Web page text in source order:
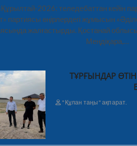
2026: теледебаттан кейін
партиясы өңірлердегі жұмысын
жалғастырды. Қостанай
Меңдіқара,…
ТҰРҒЫНДАР
"Құлан таңы" ақпарат.